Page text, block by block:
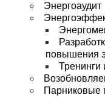
Энергоаудит
повышения
Тренинги
Парниковые